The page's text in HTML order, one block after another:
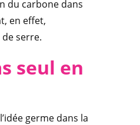
du carbone dans
en effet,
serre.
seul en
germe dans la